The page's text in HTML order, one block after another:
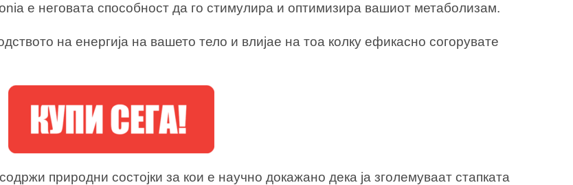
е неговата способност да го стимулира и оптимизира вашиот метаболизам.
на енергија на вашето тело и влијае на тоа колку ефикасно согорувате
природни состојки за кои е научно докажано дека ја зголемуваат стапката